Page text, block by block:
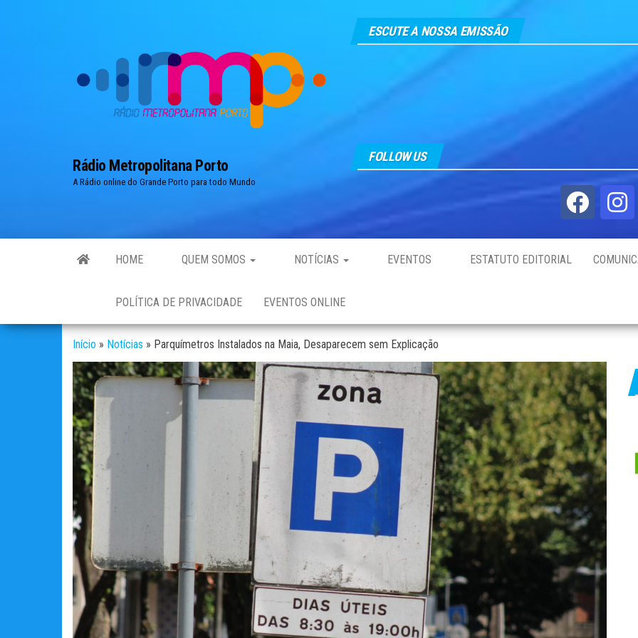
Rádio Metropolitana Porto
A Rádio online do Grande Porto para todo Mundo
ESCUTE A NOSSA EMISSÃO
FOLLOW US
HOME QUEM SOMOS NOTÍCIAS EVENTOS ESTATUTO EDITORIAL
POLÍTICA DE PRIVACIDADE EVENTOS ONLINE
Início » Notícias » Parquímetros Instalados na Maia, Desaparecem sem Explicação